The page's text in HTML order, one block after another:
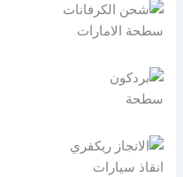
سطحة الامارات
سطحة
انقاذ سيارات